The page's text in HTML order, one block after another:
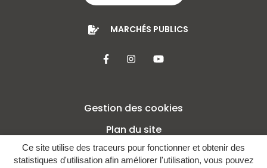
Ce site utilise des traceurs pour fonctionner et obtenir des
statistiques d'utilisation afin améliorer l'utilisation, vous pouvez
MARCHÉS PUBLICS
Lien vers le compte Facebook
Lien vers le compte
Lien vers la chaîne
Gestion des cookies
Plan du site
Mentions légales